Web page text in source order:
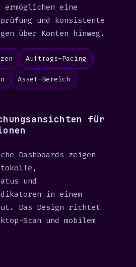
ermöglichen eine
und konsistente
über Konten hinweg.
Auftrags-Pacing
Asset-Bereich
für
Dashboards zeigen
und
in einem
Das Design richtet
Scan und mobilem